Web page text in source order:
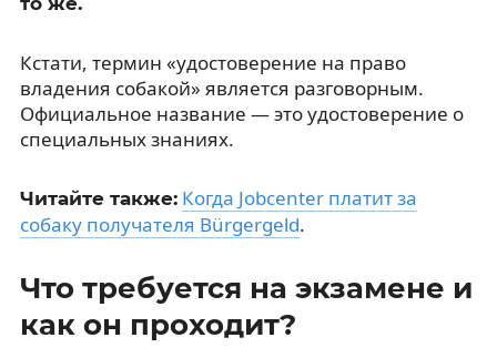
Кстати, термин «удостоверение на право
владения собакой» является разговорным.
Официальное название — это удостоверение о
специальных знаниях.
Читайте также: Когда Jobcenter платит за
собаку получателя Bürgergeld.
Что требуется на экзамене и
как он проходит?